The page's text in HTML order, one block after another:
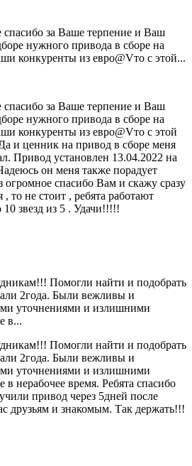
спасибо за Ваше терпение и Ваш
нужного привода в сборе на
конкуренты из евро@Vто с этой...
спасибо за Ваше терпение и Ваш
нужного привода в сборе на
конкуренты из евро@Vто с этой
и ценник на привод в сборе меня
Привод установлен 13.04.2022 на
он меня также порадует
спасибо Вам и скажу сразу
то не стоит , ребята работают
звезд из 5 . Удачи!!!!!
Помогли найти и подобрать
2года. Были вежливы и
уточнениями и излишними
в...
Помогли найти и подобрать
2года. Были вежливы и
уточнениями и излишними
нерабочее время. Ребята спасибо
привод через 5дней после
друзьям и знакомым. Так держать!!!